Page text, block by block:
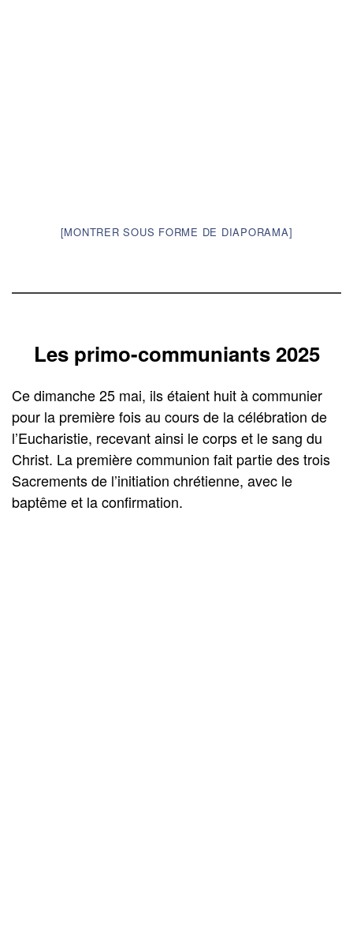
[MONTRER SOUS FORME DE DIAPORAMA]
Les primo-communiants 2025
Ce dimanche 25 mai, ils étaient huit à communier
pour la première fois au cours de la célébration de
l’Eucharistie, recevant ainsi le corps et le sang du
Christ. La première communion fait partie des trois
Sacrements de l’initiation chrétienne, avec le
baptême et la confirmation.